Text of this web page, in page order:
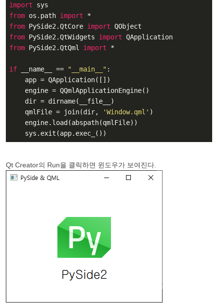
import
from os.path import
from PySide2.QtCore import
from PySide2.QtWidgets import
from PySide2.QtQml import *
if __name__ == "__main__" :
    app = QApplication([])
    engine = QQmlApplicationEngine()
    dir = dirname(__file__)
    qmlFile = join(dir,
'Window.qml' )
    engine.load(abspath(qmlFile))
    sys.exit(app.exec_())
Qt Creator의 Run을 클릭하면 윈도우가 보여진다.